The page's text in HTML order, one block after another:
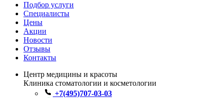
Подбор услуги
Специалисты
Цены
Акции
Новости
Отзывы
Контакты
Центр медицины и красоты
Клиника стоматологии и косметологии
+7(495)707-03-03